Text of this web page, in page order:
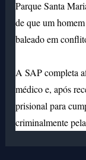
Parque Santa
de que um
baleado em
A SAP completa
médico e, após
prisional para
criminalmente